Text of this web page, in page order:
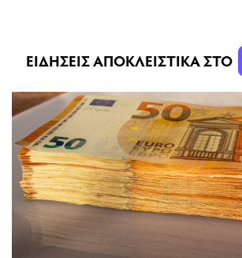
ΕΙΔΗΣΕΙΣ ΑΠΟΚΛΕΙΣΤΙΚΑ ΣΤΟ